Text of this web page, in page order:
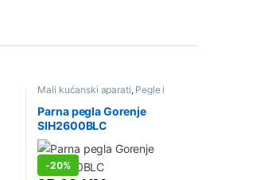
Mali kućanski aparati, Pegle i
Sniženo
Parna pegla Gorenje
SIH2600BLC
-20%